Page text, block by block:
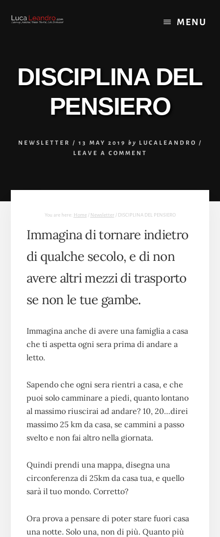
content
footer
MENU
DISCIPLINA DEL
PENSIERO
NEWSLETTER / 13 MAY 2019 by LUCALEANDRO
/
LEAVE A COMMENT
You are here: Home / Newsletter /DISCIPLINA DEL PENSIERO
Immagina di tornare indietro
di qualche secolo, e di non
avere altri mezzi di trasporto
se non le tue gambe.
Immagina anche di avere una famiglia a casa
che ti aspetta ogni sera prima di andare a
letto.
Sapendo che ogni sera rientri a casa, e che
puoi solo camminare a piedi, quanto lontano
al massimo riuscirai ad andare? 10, 20…direi
massimo 25 km da casa, se cammini a passo
svelto e non fai altro nella giornata.
Quindi prendi una mappa, disegna una
circonferenza di 25km da casa tua, e quello
sarà il tuo mondo. Corretto?
Ora prova a pensare di poter stare fuori casa
una notte. Solo una, non di più. Quanto più